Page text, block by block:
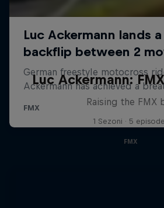
Luc Ackermann:
Raising the FMX
1 Sezoni · 5
FMX